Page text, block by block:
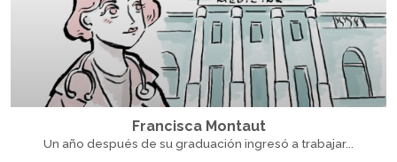
Francisca Montaut
Un año después de su graduación ingresó a trabajar...